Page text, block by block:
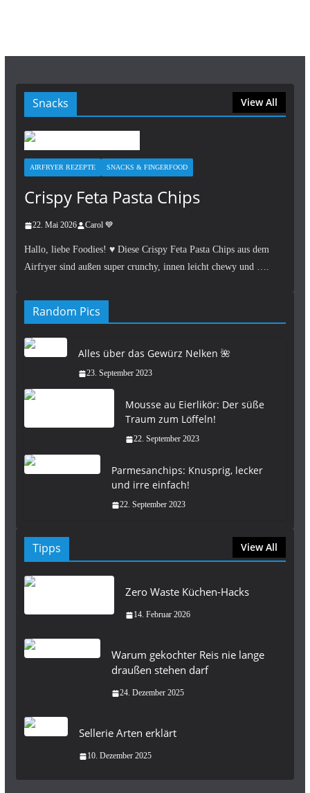
Snacks View All
AIRFRYER REZEPTE SNACKS & FINGERFOOD
Crispy Feta Pasta Chips
22. Mai 2026 Carol 💙
Hallo, liebe Foodies! ♥︎ Diese Crispy Feta Pasta Chips aus dem
Airfryer sind außen super crunchy, innen leicht chewy und ….
Random Pics
Alles über das Gewürz Nelken 🌺
23. September 2023
Mousse au Eierlikör: Der süße
Traum zum Löffeln!
22. September 2023
Parmesanchips: Knusprig, lecker
und irre einfach!
22. September 2023
Tipps View All
Zero Waste Küchen-Hacks
14. Februar 2026
Warum gekochter Reis nie lange
draußen stehen darf
24. Dezember 2025
Sellerie Arten erklärt
10. Dezember 2025